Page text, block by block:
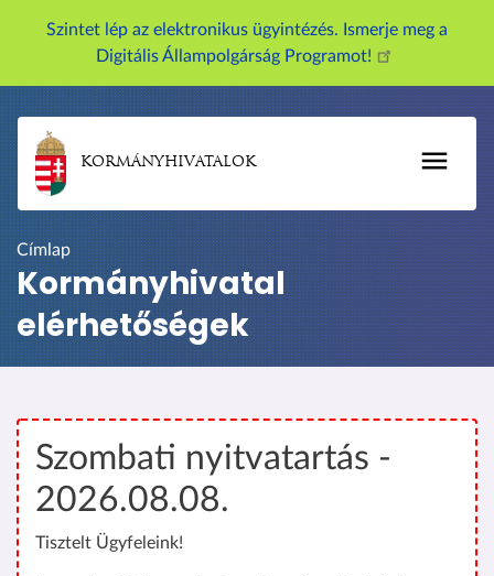
á
a
a
r
t
a
l
o
Szintet lép az elektronikus ügyintézés. Ismerje meg a
Digitális Állampolgárság Programot!
KORMÁNYHIVATALOK
Címlap
Kormányhivatal
elérhetőségek
Szombati nyitvatartás -
2026.08.08.
Tisztelt Ügyfeleink!